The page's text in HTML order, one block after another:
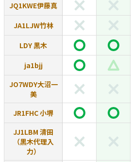
JQ1KWE伊藤真
JA1LJW竹林
LDY 黒木
ja1bjj
JO7WDY大沼一
美
JR1FHC 小堺
JJ1LBM 清田
（黒木代理入
力）